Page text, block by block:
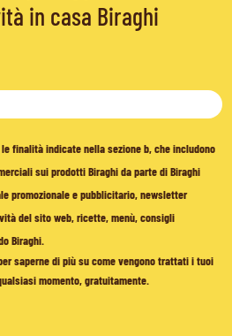
in casa Biraghi
finalità indicate nella sezione b, che includono
sui prodotti Biraghi da parte di Biraghi
promozionale e pubblicitario, newsletter
del sito web, ricette, menù, consigli
Biraghi.
saperne di più su come vengono trattati i tuoi
momento, gratuitamente.